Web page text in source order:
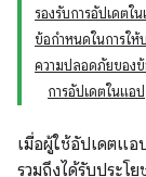
รองรับการอัปเดตใ
ข้อกำหนดในการให้
ความปลอดภัยของ
การอัปเดตในแอป
เมื่อผู้ใช้อัปเดตแ
รวมถึงได้รับประโ